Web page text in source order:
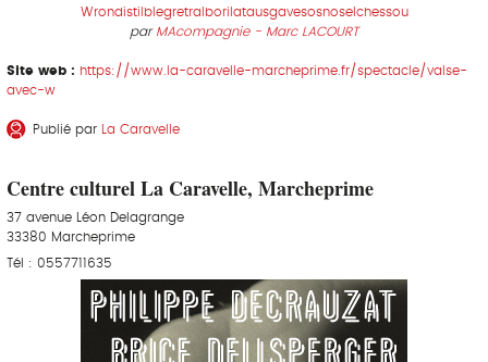
Wrondistilblegretralborilatausgavesosnoselchessou
par MAcompagnie - Marc LACOURT
Site web : https://www.la-caravelle-marcheprime.fr/spectacle/valse-
avec-w
Publié par La Caravelle
Centre culturel La Caravelle, Marcheprime
37 avenue Léon Delagrange
33380 Marcheprime
Tél : 0557711635